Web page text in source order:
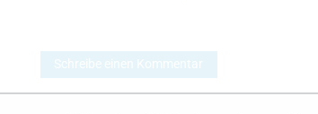
Schreibe einen Kommentar